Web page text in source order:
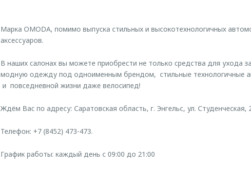
Марка OMODA, помимо выпуска стильных и высокотехнологичных
аксессуаров.
В наших салонах вы можете приобрести не только средства для ухода
модную одежду под одноименным брендом, стильные технологичные
и повседневной жизни даже велосипед!
Ждём Вас по адресу: Саратовская область, г. Энгельс, ул. Студенческая,
Телефон: +7 (8452) 473-473.
График работы: каждый день с 09:00 до 21:00